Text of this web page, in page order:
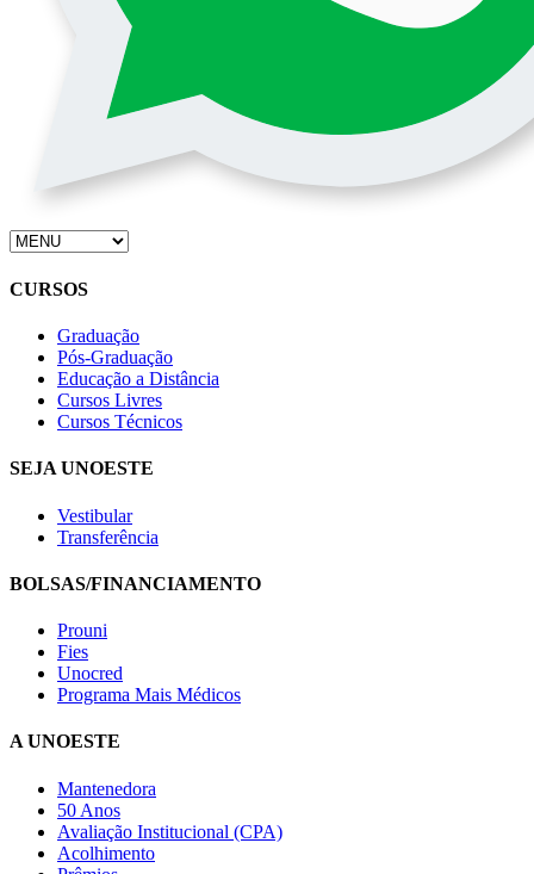
CURSOS
Graduação
Pós-Graduação
Educação a Distância
Cursos Livres
Cursos Técnicos
SEJA UNOESTE
Vestibular
Transferência
BOLSAS/FINANCIAMENTO
Prouni
Fies
Unocred
Programa Mais Médicos
A UNOESTE
Mantenedora
50 Anos
Avaliação Institucional (CPA)
Acolhimento